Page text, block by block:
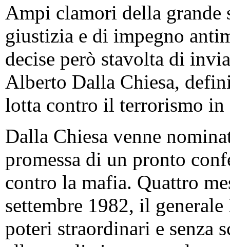
Ampi clamori della grande
giustizia e di impegno
decise però stavolta di
Alberto Dalla Chiesa,
lotta contro il terrorismo in
Dalla Chiesa venne
promessa di un pronto
contro la mafia. Quattro
settembre 1982, il
poteri straordinari e senza